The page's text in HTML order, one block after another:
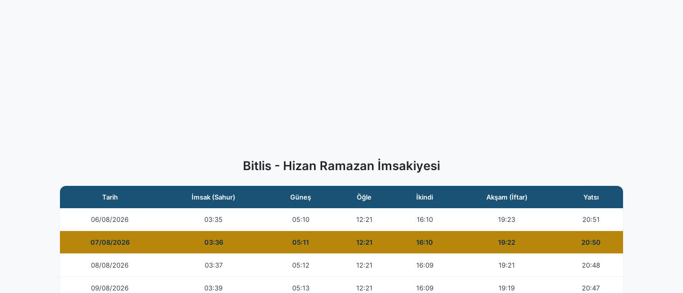
Bitlis - Hizan Ramazan İmsakiyesi
Tarih İmsak (Sahur) Güneş Öğle İkindi Akşam (İftar) Yatsı
06/08/2026 03:35 05:10 12:21 16:10 19:23 20:51
07/08/2026 03:36 05:11 12:21 16:10 19:22 20:50
08/08/2026 03:37 05:12 12:21 16:09 19:21 20:48
09/08/2026 03:39 05:13 12:21 16:09 19:19 20:47